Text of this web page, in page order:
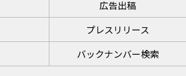
広告出稿
プレスリリース
バックナンバー検索